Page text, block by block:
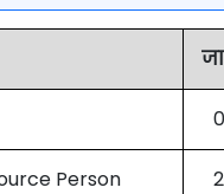
Person